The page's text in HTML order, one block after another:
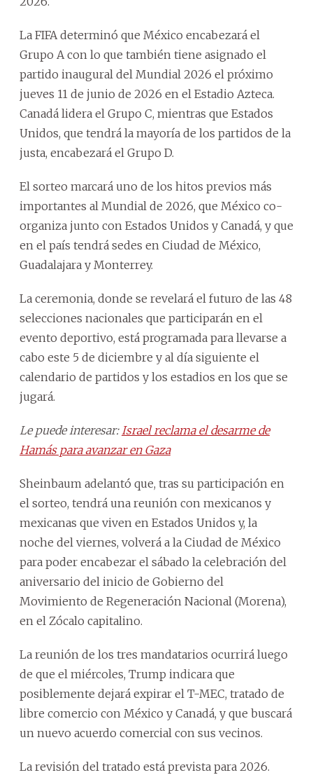
La FIFA determinó que México encabezará el
Grupo A con lo que también tiene asignado el
partido inaugural del Mundial 2026 el próximo
jueves 11 de junio de 2026 en el Estadio Azteca.
Canadá lidera el Grupo C, mientras que Estados
Unidos, que tendrá la mayoría de los partidos de la
justa, encabezará el Grupo D.
El sorteo marcará uno de los hitos previos más
importantes al Mundial de 2026, que México co-
organiza junto con Estados Unidos y Canadá, y que
en el país tendrá sedes en Ciudad de México,
Guadalajara y Monterrey.
La ceremonia, donde se revelará el futuro de las 48
selecciones nacionales que participarán en el
evento deportivo, está programada para llevarse a
cabo este 5 de diciembre y al día siguiente el
calendario de partidos y los estadios en los que se
jugará.
Le puede interesar: Israel reclama el desarme de
Hamás para avanzar en Gaza
Sheinbaum adelantó que, tras su participación en
el sorteo, tendrá una reunión con mexicanos y
mexicanas que viven en Estados Unidos y, la
noche del viernes, volverá a la Ciudad de México
para poder encabezar el sábado la celebración del
aniversario del inicio de Gobierno del
Movimiento de Regeneración Nacional (Morena),
en el Zócalo capitalino.
La reunión de los tres mandatarios ocurrirá luego
de que el miércoles, Trump indicara que
posiblemente dejará expirar el T-MEC, tratado de
libre comercio con México y Canadá, y que buscará
un nuevo acuerdo comercial con sus vecinos.
La revisión del tratado está prevista para 2026.